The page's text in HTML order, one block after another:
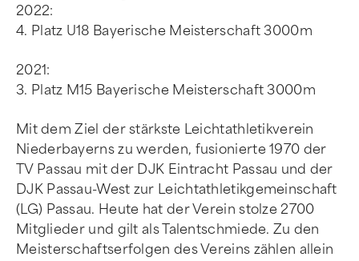
2022:
4. Platz U18 Bayerische Meisterschaft 3000m
2021:
3. Platz M15 Bayerische Meisterschaft 3000m
Mit dem Ziel der stärkste Leichtathletikverein
Niederbayerns zu werden, fusionierte 1970 der
TV Passau mit der DJK Eintracht Passau und der
DJK Passau-West zur Leichtathletikgemeinschaft
(LG) Passau. Heute hat der Verein stolze 2700
Mitglieder und gilt als Talentschmiede. Zu den
Meisterschaftserfolgen des Vereins zählen allein